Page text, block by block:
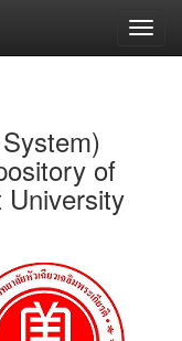
of
University